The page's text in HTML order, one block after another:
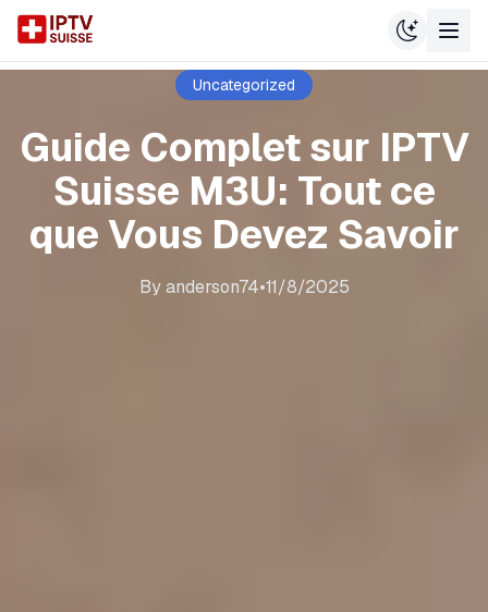
Uncategorized
Guide Complet sur IPTV
Suisse M3U: Tout ce
que Vous Devez Savoir
Byanderson74•11/8/2025